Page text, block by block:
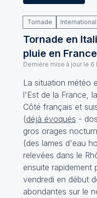
Tornade International
Tornade en
pluie en France
Dernière mise à jour le 6
La situation météo
l'Est de la France,
Côté français et
(déjà évoqués -
gros orages
(des lames d'eau
relevées dans le
ensuite rapidement
vendredi en début
abondantes sur le